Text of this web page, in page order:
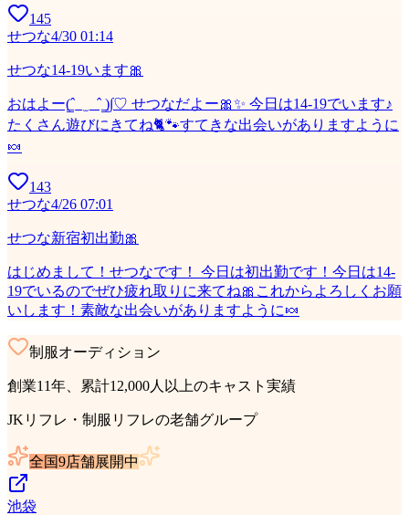
145
せつな4/30 01:14
せつな14-19います🎀
おはよー(̳ˆ_ ̫ _ˆ ̳)∫♡ せつなだよー🎀✨ 今日は14-19でいます♪
たくさん遊びにきてね🐈🐾すてきな出会いがありますように
🍬
143
せつな4/26 07:01
せつな新宿初出勤🎀
はじめまして！せつなです！ 今日は初出勤です！今日は14-
19でいるのでぜひ疲れ取りに来てね🎀これからよろしくお願
いします！素敵な出会いがありますように🍬
制服オーディション
創業11年、累計12,000人以上のキャスト実績
JKリフレ・制服リフレの老舗グループ
全国9店舗展開中
池袋